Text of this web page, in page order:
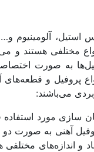
آلومینیوم و…
مختلفی هستند
به صورت
پروفیل و
می‌باشند:
آهنی به صورت دو
و اندازه‌های